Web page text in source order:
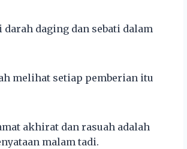
darah daging dan sebati dalam
melihat setiap pemberian itu
akhirat dan rasuah adalah
malam tadi.